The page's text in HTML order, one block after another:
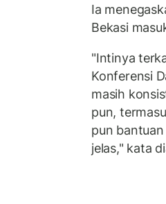
Ia
Bekasi
"Intinya
Konferensi
masih
pun,
pun
jelas," kata